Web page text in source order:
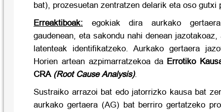
bat), prozesuetan zentratzen delarik eta oso gutxi
Erreaktiboak: egokiak dira aurkako
gaudenean, eta sakondu nahi denean
latenteak identifikatzeko. Aurkako gertaera
Horien artean azpimarratzekoa da Errotiko
CRA (Root Cause Analysis).
Sustraiko arrazoi bat edo jatorrizko kausa bat
aurkako gertaera (AG) bat berriro gertatzeko